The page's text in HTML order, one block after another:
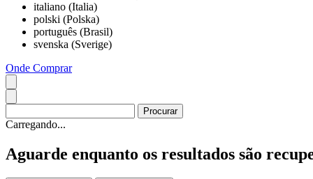
italiano (Italia)
polski (Polska)
português (Brasil)
svenska (Sverige)
Onde Comprar
Carregando...
Aguarde enquanto os resultados são